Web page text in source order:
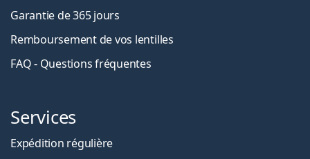
Garantie de 365 jours
Remboursement de vos lentilles
FAQ - Questions fréquentes
Services
Expédition régulière